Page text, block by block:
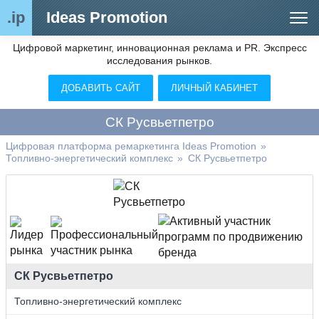
.ip Ideas Promotion
Сегменты рынка
Цифровой ремаркетинг (анализ рынка)
Видео
О нас
Цифровой маркетинг, инновационная реклама и PR. Экспресс
исследования рынков.
ДОБАВИТЬ САЙТ ЛИЧНЫЙ КАБИНЕТ
СК Русвьетпетро
Цифровая платформа ремаркетинга Ideas Promotion »
Топливно-энергетический комплекс » СК Русвьетпетро
СК Русвьетпетро
Топливно-энергетический комплекс